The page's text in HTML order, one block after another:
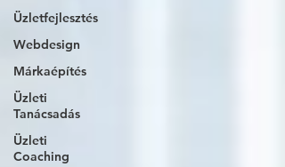
Üzletfejlesztés
Webdesign
Márkaépítés
Üzleti
Tanácsadás
Üzleti
Coaching